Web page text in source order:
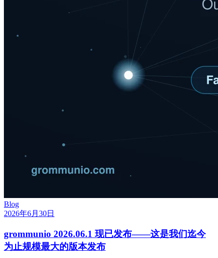
Blog
2026年6月30日
grommunio 2026.06.1 现已发布——这是我们迄今
为止规模最大的版本发布